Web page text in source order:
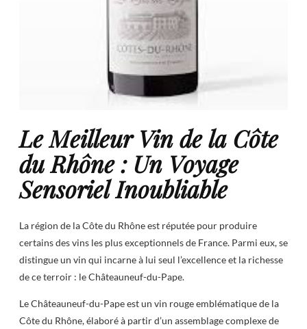
Le Meilleur Vin de la Côte
du Rhône : Un Voyage
Sensoriel Inoubliable
La région de la Côte du Rhône est réputée pour produire
certains des vins les plus exceptionnels de France. Parmi eux, se
distingue un vin qui incarne à lui seul l’excellence et la richesse
de ce terroir : le Châteauneuf-du-Pape.
Le Châteauneuf-du-Pape est un vin rouge emblématique de la
Côte du Rhône, élaboré à partir d’un assemblage complexe de